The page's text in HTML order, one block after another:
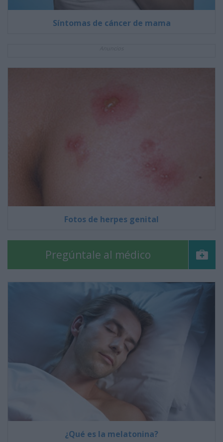
Síntomas de cáncer de mama
Fotos de herpes genital
Pregúntale al médico
¿Qué es la melatonina?